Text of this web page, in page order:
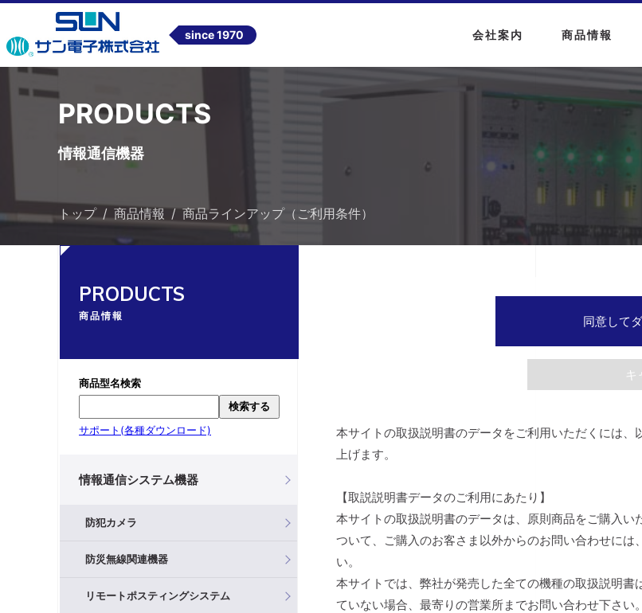
since 1970 会社案内 商品情報
PRODUCTS
情報通信機器
トップ 商品情報 商品ラインアップ（ご利用条件）
PRODUCTS
商品情報
商品型名検索
検索する
サポート(各種ダウンロード)
情報通信システム機器
防犯カメラ
防災無線関連機器
リモートポスティングシステム
同意して
キ
本サイトの取扱説明書のデータをご利用いただくには
上げます。
【取説説明書データのご利用にあたり】
本サイトの取扱説明書のデータは、原則商品をご購入
ついて、ご購入のお客さま以外からのお問い合わせに
い。
本サイトでは、弊社が発売した全ての機種の取扱説明
ていない場合、最寄りの営業所までお問い合わせ下さ